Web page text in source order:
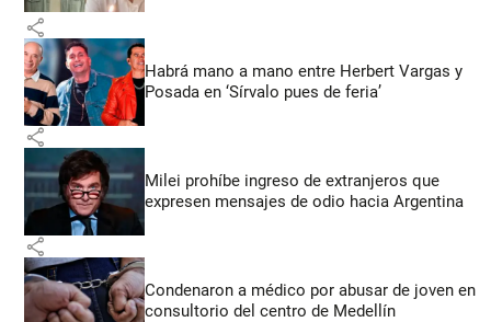
share
Habrá mano a mano entre Herbert Vargas y
Posada en ‘Sírvalo pues de feria’
share
Milei prohíbe ingreso de extranjeros que
expresen mensajes de odio hacia Argentina
share
Condenaron a médico por abusar de joven en
consultorio del centro de Medellín